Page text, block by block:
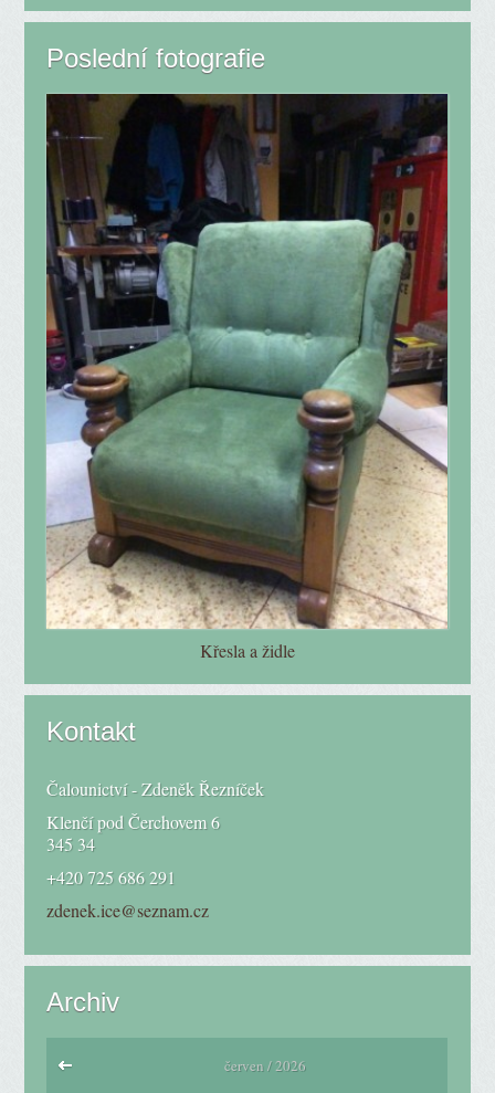
Poslední fotografie
Křesla a židle
Kontakt
Čalounictví - Zdeněk Řezníček
Klenčí pod Čerchovem 6
345 34
+420 725 686 291
zdenek.ice@seznam.cz
Archiv
červen / 2026